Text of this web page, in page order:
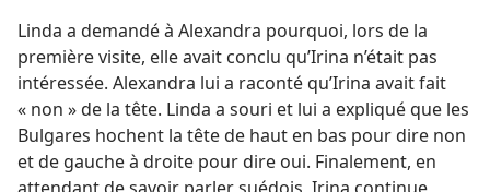
Linda a demandé à Alexandra pourquoi, lors de la
première visite, elle avait conclu qu’Irina n’était pas
intéressée. Alexandra lui a raconté qu’Irina avait fait
« non » de la tête. Linda a souri et lui a expliqué que les
Bulgares hochent la tête de haut en bas pour dire non
et de gauche à droite pour dire oui. Finalement, en